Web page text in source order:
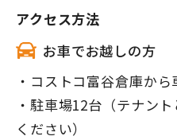
アクセス方法
お車でお越しの方
・コストコ富谷倉庫から
・駐車場12台（テナン
ください）